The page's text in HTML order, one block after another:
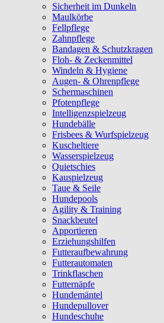
Sicherheit im Dunkeln
Maulkörbe
Fellpflege
Zahnpflege
Bandagen & Schutzkragen
Floh- & Zeckenmittel
Windeln & Hygiene
Augen- & Ohrenpflege
Schermaschinen
Pfotenpflege
Intelligenzspielzeug
Hundebälle
Frisbees & Wurfspielzeug
Kuscheltiere
Wasserspielzeug
Quietschies
Kauspielzeug
Taue & Seile
Hundepools
Agility & Training
Snackbeutel
Apportieren
Erziehungshilfen
Futteraufbewahrung
Futterautomaten
Trinkflaschen
Futternäpfe
Hundemäntel
Hundepullover
Hundeschuhe